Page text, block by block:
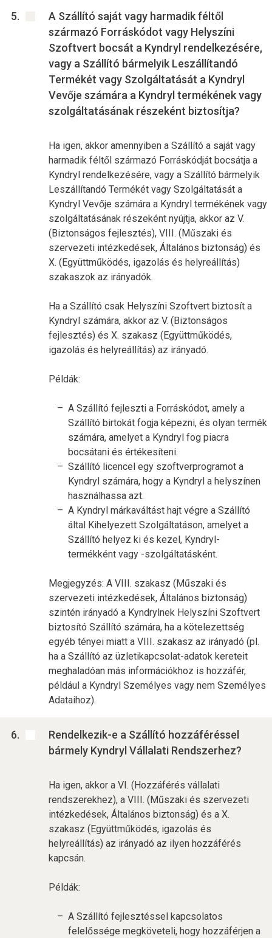
A Szállító saját vagy harmadik féltől
származó Forráskódot vagy Helyszíni
Szoftvert bocsát a Kyndryl rendelkezésére,
vagy a Szállító bármelyik Leszállítandó
Termékét vagy Szolgáltatását a Kyndryl
Vevője számára a Kyndryl termékének vagy
szolgáltatásának részeként biztosítja?
Ha igen, akkor amennyiben a Szállító a saját vagy
harmadik féltől származó Forráskódját bocsátja a
Kyndryl rendelkezésére, vagy a Szállító bármelyik
Leszállítandó Termékét vagy Szolgáltatását a
Kyndryl Vevője számára a Kyndryl termékének vagy
szolgáltatásának részeként nyújtja, akkor az V.
(Biztonságos fejlesztés), VIII. (Műszaki és
szervezeti intézkedések, Általános biztonság) és
X. (Együttműködés, igazolás és helyreállítás)
szakaszok az irányadók.
Ha a Szállító csak Helyszíni Szoftvert biztosít a
Kyndryl számára, akkor az V. (Biztonságos
fejlesztés) és X. szakasz (Együttműködés,
igazolás és helyreállítás) az irányadó.
Példák:
A Szállító fejleszti a Forráskódot, amely a
Szállító birtokát fogja képezni, és olyan termék
számára, amelyet a Kyndryl fog piacra
bocsátani és értékesíteni.
Szállító licencel egy szoftverprogramot a
Kyndryl számára, hogy a Kyndryl a helyszínen
használhassa azt.
A Kyndryl márkaváltást hajt végre a Szállító
által Kihelyezett Szolgáltatáson, amelyet a
Szállító helyez ki és kezel, Kyndryl-
termékként vagy -szolgáltatásként.
Megjegyzés: A VIII. szakasz (Műszaki és
szervezeti intézkedések, Általános biztonság)
szintén irányadó a Kyndrylnek Helyszíni Szoftvert
biztosító Szállító számára, ha a kötelezettség
egyéb tényei miatt a VIII. szakasz az irányadó (pl.
ha a Szállító az üzletikapcsolat-adatok kereteit
meghaladóan más információkhoz is hozzáfér,
például a Kyndryl Személyes vagy nem Személyes
Adataihoz).
Rendelkezik-e a Szállító hozzáféréssel
bármely Kyndryl Vállalati Rendszerhez?
Ha igen, akkor a VI. (Hozzáférés vállalati
rendszerekhez), a VIII. (Műszaki és szervezeti
intézkedések, Általános biztonság) és a X.
szakasz (Együttműködés, igazolás és
helyreállítás) az irányadó az ilyen hozzáférés
kapcsán.
Példák:
A Szállító fejlesztéssel kapcsolatos
felelőssége megköveteli, hogy hozzáférjen a